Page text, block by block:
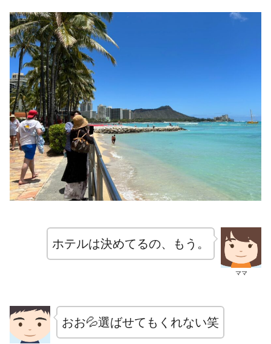
ママ
ホテルは決めてるの、もう。
おお💦選ばせてもくれない笑